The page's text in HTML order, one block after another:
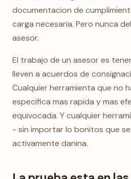
documentacion de
carga necesaria. Pero nunca
asesor.
El trabajo de un asesor es
lleven a acuerdos de
Cualquier herramienta que no
especifica mas rapida y mas
equivocada. Y cualquier
- sin importar lo bonitos que
activamente danina.